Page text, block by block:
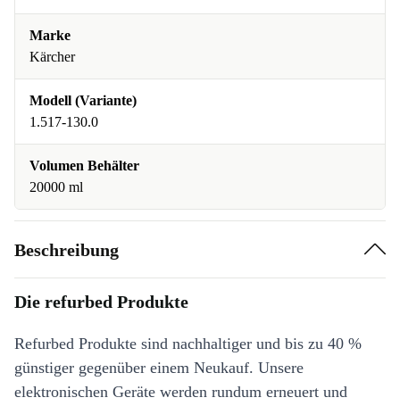
Marke
Kärcher
Modell (Variante)
1.517-130.0
Volumen Behälter
20000 ml
Beschreibung
Die refurbed Produkte
Refurbed Produkte sind nachhaltiger und bis zu 40 %
günstiger gegenüber einem Neukauf. Unsere
elektronischen Geräte werden rundum erneuert und